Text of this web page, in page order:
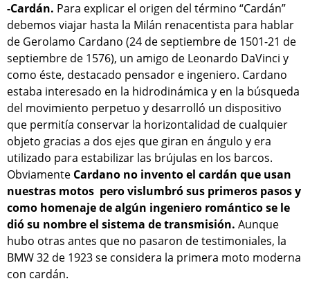
-Cardán. Para explicar el origen del término “Cardán”
debemos viajar hasta la Milán renacentista para hablar
de Gerolamo Cardano (24 de septiembre de 1501-21 de
septiembre de 1576), un amigo de Leonardo DaVinci y
como éste, destacado pensador e ingeniero. Cardano
estaba interesado en la hidrodinámica y en la búsqueda
del movimiento perpetuo y desarrolló un dispositivo
que permitía conservar la horizontalidad de cualquier
objeto gracias a dos ejes que giran en ángulo y era
utilizado para estabilizar las brújulas en los barcos.
Obviamente Cardano no invento el cardán que usan
nuestras motos pero vislumbró sus primeros pasos y
como homenaje de algún ingeniero romántico se le
dió su nombre el sistema de transmisión. Aunque
hubo otras antes que no pasaron de testimoniales, la
BMW 32 de 1923 se considera la primera moto moderna
con cardán.